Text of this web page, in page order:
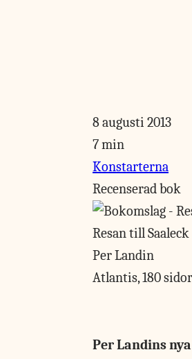
8 augusti 2013
7 min
Konstarterna
Recenserad bok
Resan till Saaleck
Per Landin
Atlantis, 180 sidor
Per Landins nya